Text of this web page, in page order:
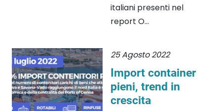
italiani presenti nel
report O...
25 Agosto 2022
Import container
pieni, trend in
crescita